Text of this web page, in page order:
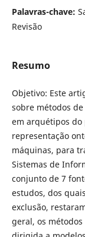
Palavras-chave:
Revisão
Resumo
Objetivo: Este
sobre métodos
em arquétipos do
representação
máquinas, para
Sistemas de
conjunto de 7
estudos, dos
exclusão,
geral, os